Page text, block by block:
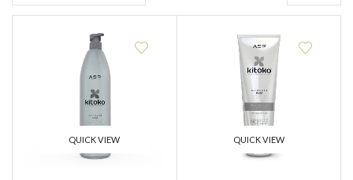
QUICK VIEW QUICK VIEW